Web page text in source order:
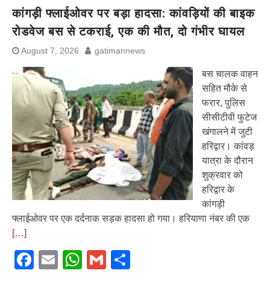
कांगड़ी फ्लाईओवर पर बड़ा हादसा: कांवड़ियों की बाइक
रोडवेज बस से टकराई, एक की मौत, दो गंभीर घायल
August 7, 2026 gatimannews
बस चालक वाहन
सहित मौके से
फरार, पुलिस
सीसीटीवी फुटेज
खंगालने में जुटी
हरिद्वार। कांवड़
यात्रा के दौरान
शुक्रवार को
हरिद्वार के
कांगड़ी
फ्लाईओवर पर एक दर्दनाक सड़क हादसा हो गया। हरियाणा नंबर की एक
[…]
Facebook
EmailWhatsApp
Gmail